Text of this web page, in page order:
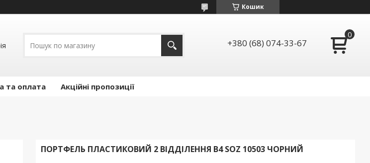
Кошик
+380 (68) 074-33-67
та оплата Акційні пропозиції
ПОРТФЕЛЬ ПЛАСТИКОВИЙ 2 ВІДДІЛЕННЯ B4 SOZ 10503 ЧОРНИЙ